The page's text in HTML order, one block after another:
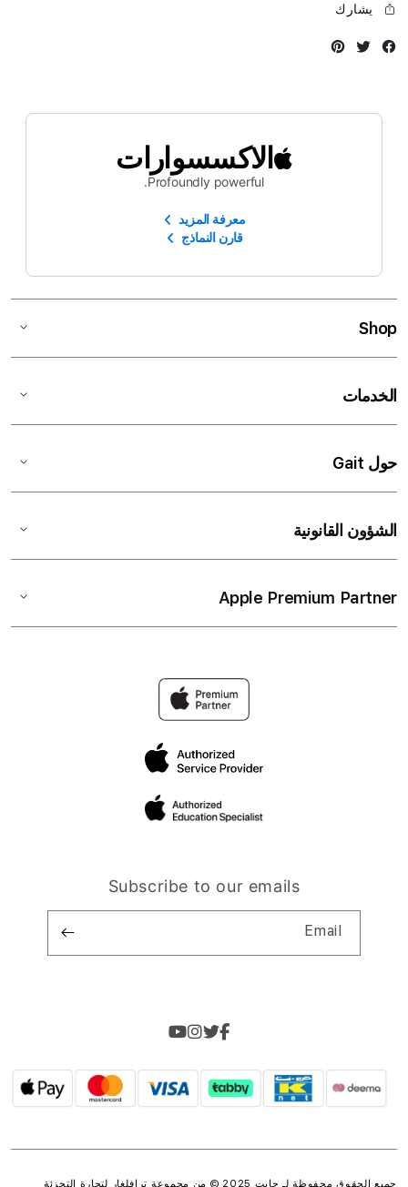
يشارك
Facebook
Twitter
الاكسسوارات
Profoundly powerful.
معرفة المزيد
قارن النماذج
Shop
الخدمات
حول Gait
الشؤون القانونية
Apple Premium Partner
Subscribe to our emails
Email
جميع الحقوق محفوظة لـ جايت 2025 © من مجموعة ترافلغار لتجارة التجزئة